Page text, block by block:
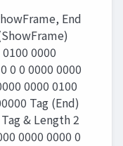
End
0000
0 0 0000 0000
0000 0100
Tag (End)
& Length 2
0000 0000 0